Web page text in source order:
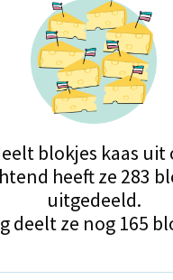
blokjes kaas uit
heeft ze 283
uitgedeeld.
deelt ze nog 165